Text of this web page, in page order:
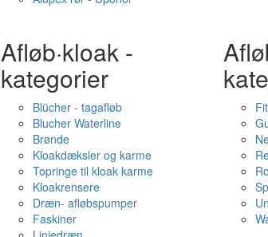
Afløb·kloak -
kategorier
Blücher - tagafløb
Blucher Waterline
Brønde
Kloakdæksler og karme
Topringe til kloak karme
Kloakrensere
Dræn- afløbspumper
Faskiner